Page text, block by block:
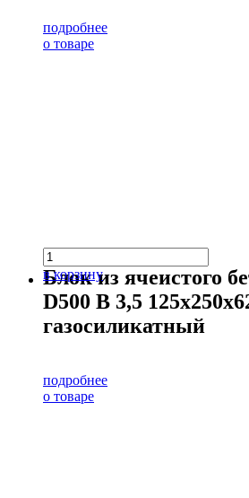
подробнее
о товаре
в корзину
Блок из ячеистого
D500 В 3,5
газосиликатный
подробнее
о товаре